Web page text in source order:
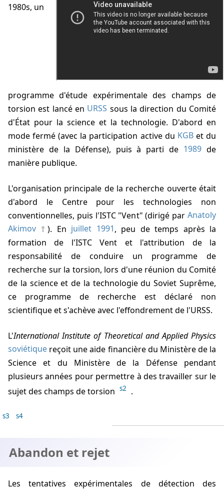
1980s, un
programme d'étude expérimentale des champs de
torsion est lancé en URSS sous la direction du Comité
d'État pour la science et la technologie. D'abord en
mode fermé (avec la participation active du KGBet du
ministère de la Défense), puis à parti de 1989 de
manière publique.
L'organisation principale de la recherche ouverte était
d'abord le Centre pour les technologies non
conventionnelles, puis l'ISTC "Vent" (dirigé par Anatoly
Akimov
). En juillet 1991, peu de temps après la
formation de l'ISTC Vent et l'attribution de la
responsabilité de conduire un programme de
recherche sur la torsion, lors d'une réunion du Comité
de la science et de la technologie du Soviet Suprême,
ce programme de recherche est déclaré non
scientifique et s'achève avec l'effondrement de l'URSS.
L'International Institute of Theoretical and Applied Physics
soviétique reçoit une aide financière du Ministère de la
Science et du Ministère de la Défense pendant
plusieurs années pour permettre à des travailler sur le
sujet des champs de torsion s2 .
s3 s4
Abandon et rejet
Les tentatives expérimentales de détection des